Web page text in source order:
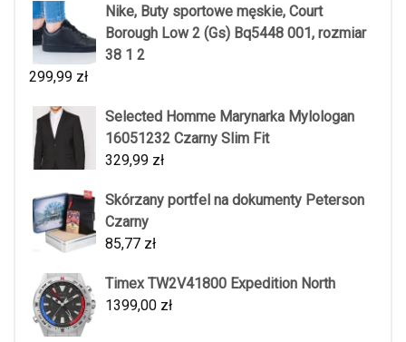
Nike, Buty sportowe męskie, Court
Borough Low 2 (Gs) Bq5448 001, rozmiar
38 1 2
299,99 zł
Selected Homme Marynarka Mylologan
16051232 Czarny Slim Fit
329,99 zł
Skórzany portfel na dokumenty Peterson
Czarny
85,77 zł
Timex TW2V41800 Expedition North
1399,00 zł